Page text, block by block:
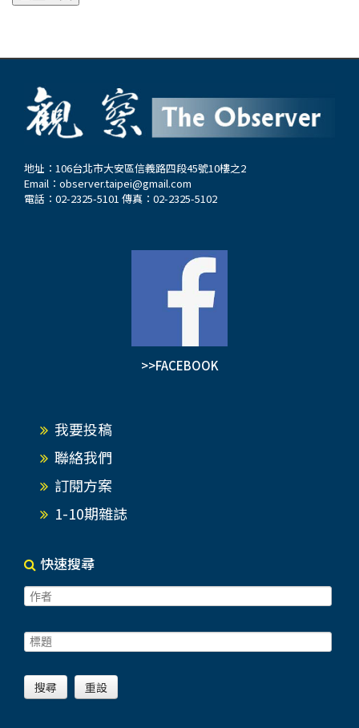
地址：106台北市大安區信義路四段45號10樓之2
Email： observer.taipei@gmail.com
電話：02-2325-5101 傳真：02-2325-5102
>>FACEBOOK
我要投稿
聯絡我們
訂閱方案
1-10期雜誌
快速搜尋